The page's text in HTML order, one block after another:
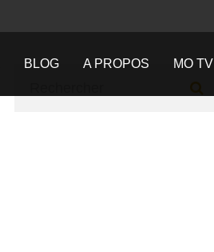
BLOG A PROPOS MO TV